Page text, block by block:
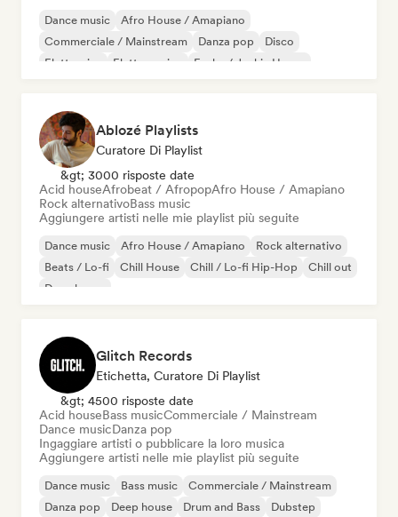
Dance music
Afro House / Amapiano
Commerciale / Mainstream
Danza pop
Disco
Elettronica
Elettro swing Funky / Jackin House
Ablozé Playlists
Curatore Di Playlist
&gt; 3000 risposte date
Acid houseAfrobeat / AfropopAfro House / Amapiano
Rock alternativoBass music
Aggiungere artisti nelle mie playlist più seguite
Dance music Afro House / Amapiano
Rock alternativo
Beats / Lo-fi
Chill House Chill / Lo-fi Hip-Hop
Chill out
Deep house
Glitch Records
Etichetta, Curatore Di Playlist
&gt; 4500 risposte date
Acid houseBass musicCommerciale / Mainstream
Dance musicDanza pop
Ingaggiare artisti o pubblicare la loro musica
Aggiungere artisti nelle mie playlist più seguite
Dance music Bass music
Commerciale / Mainstream
Danza pop
Deep house Drum and Bass
Dubstep